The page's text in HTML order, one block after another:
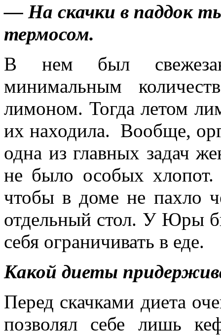
— На скачки в паддок ты
термосом.
В нем был
минимальным
лимоном. Тогда летом
их находила. Вообще,
одна из главных задач
не было особых
чтобы в доме не пахло
отдельный стол. У Юры
себя ограничивать в еде.
Какой диеты
Перед скачками диета
позволял себе лишь